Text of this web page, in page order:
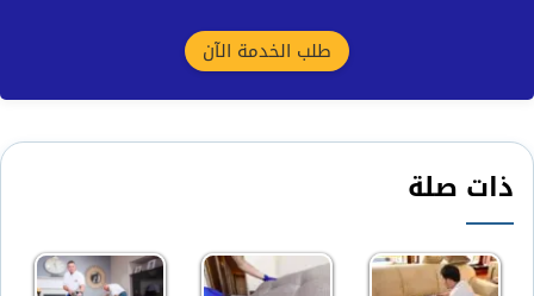
طلب الخدمة الآن
ذات صلة